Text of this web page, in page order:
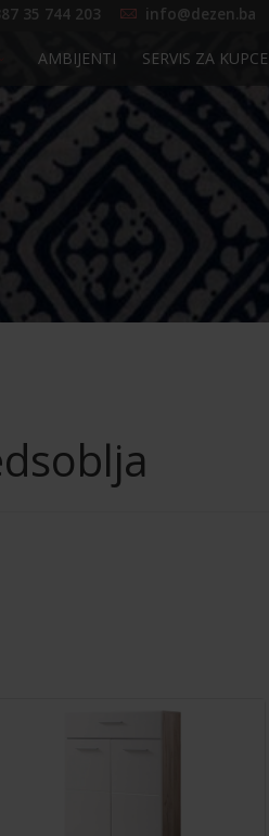
AMBIJENTI SERVIS ZA KUPCE
35 744 203 info@dezen.ba